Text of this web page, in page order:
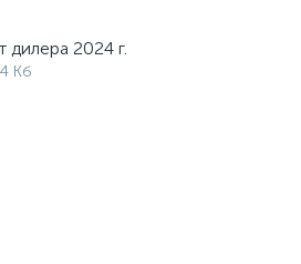
дилера 2024 г.
Кб